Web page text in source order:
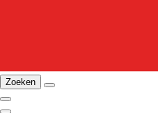
Zoeken